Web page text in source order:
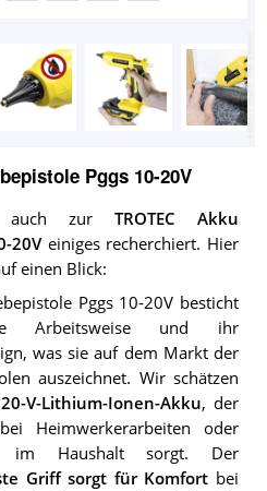
Pggs 10-20V
auch zurTROTEC Akku
20Veiniges recherchiert. Hier
einen Blick:
Pggs 10-20V besticht
Arbeitsweise und ihr
was sie auf dem Markt der
auszeichnet. Wir schätzen
V-Lithium-Ionen-Akku, der
Heimwerkerarbeiten oder
im Haushalt sorgt. Der
Griff sorgt für Komfort bei